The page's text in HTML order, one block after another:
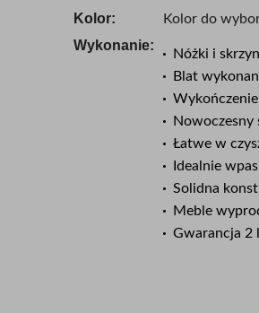
Kolor:
Kolor do
Wykonanie:
Nóżki i
Blat
Nowoczesny
Łatwe w
Idealnie
Solidna
Meble
Gwarancja 2